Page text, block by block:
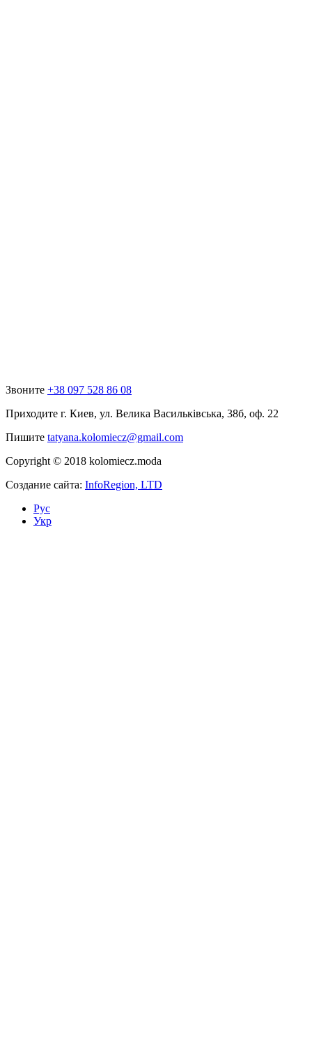
Звоните +38 097 528 86 08
Приходите г. Киев, ул. Велика Васильківська, 38б, оф. 22
Пишите tatyana.kolomiecz@gmail.com
Copyright © 2018 kolomiecz.moda
Создание сайта: InfoRegion, LTD
Рус
Укр